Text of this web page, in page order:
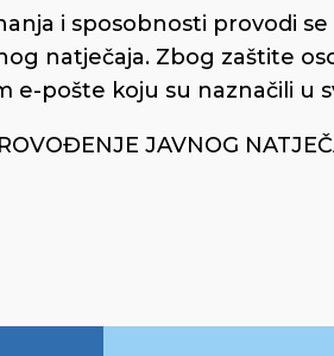
i sposobnosti provodi
natječaja. Zbog zaštite
e-pošte koju su naznačili u
JAVNOG